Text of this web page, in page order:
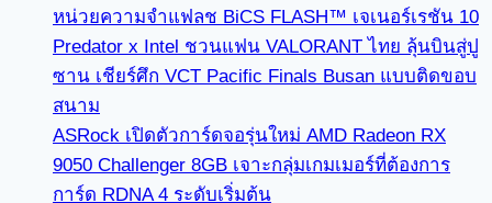
หน่วยความจำแฟลช BiCS FLASH™ เจเนอร์เรชัน 10
Predator x Intel ชวนแฟน VALORANT ไทย ลุ้นบินสู่ปู
ซาน เชียร์ศึก VCT Pacific Finals Busan แบบติดขอบ
สนาม
ASRock เปิดตัวการ์ดจอรุ่นใหม่ AMD Radeon RX
9050 Challenger 8GB เจาะกลุ่มเกมเมอร์ที่ต้องการ
การ์ด RDNA 4 ระดับเริ่มต้น